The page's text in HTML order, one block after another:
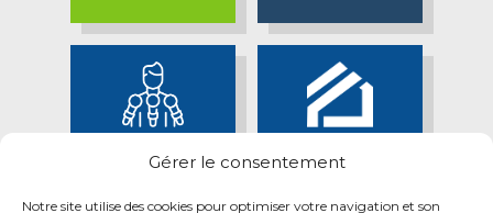
Gérer le consentement
Notre site utilise des cookies pour optimiser votre navigation et son
Espace presse
Attractif